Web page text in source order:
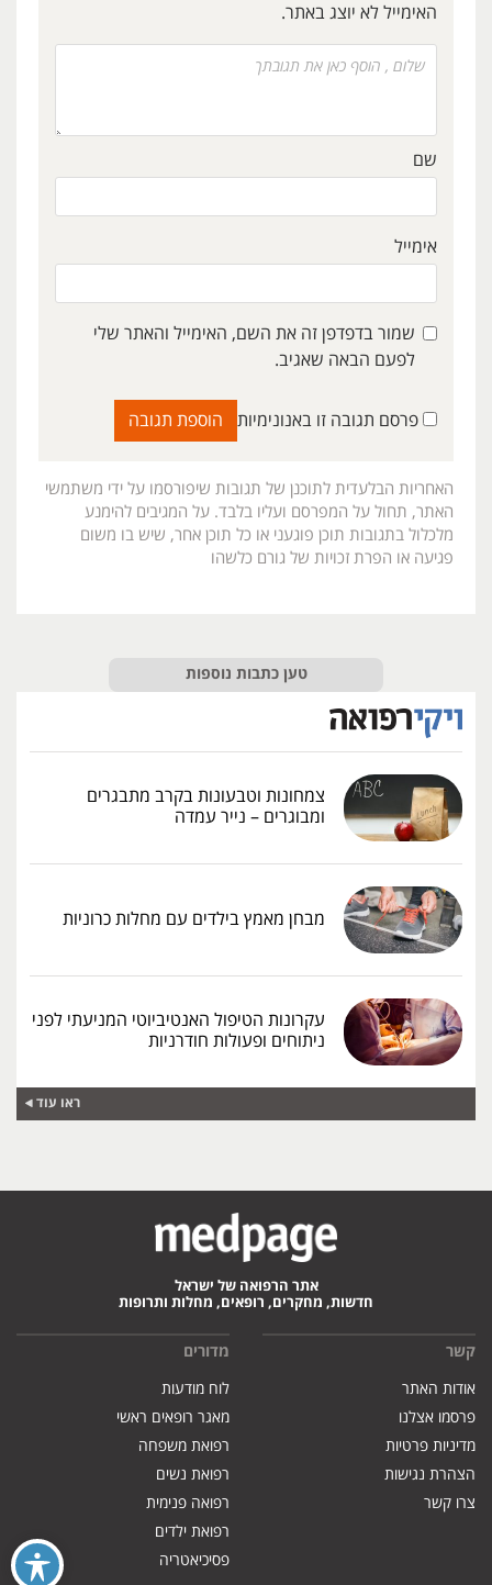
האימייל לא יוצג באתר.
שם
אימייל
שמור בדפדפן זה את השם, האימייל והאתר שלי
לפעם הבאה שאגיב.
פרסם תגובה זו באנונימיות
האחריות הבלעדית לתוכנן של תגובות שיפורסמו על ידי משתמשי
האתר, תחול על המפרסם ועליו בלבד. על המגיבים להימנע
מלכלול בתגובות תוכן פוגעני או כל תוכן אחר, שיש בו משום
פגיעה או הפרת זכויות של גורם כלשהו
טען כתבות נוספות
צמחונות וטבעונות בקרב מתבגרים
ומבוגרים – נייר עמדה
מבחן מאמץ בילדים עם מחלות כרוניות
עקרונות הטיפול האנטיביוטי המניעתי לפני
ניתוחים ופעולות חודרניות
ראו עוד
אתר הרפואה של ישראל
חדשות, מחקרים, רופאים, מחלות ותרופות
קשר
אודות האתר
פרסמו אצלנו
מדיניות פרטיות
הצהרת נגישות
צרו קשר
מדורים
לוח מודעות
מאגר רופאים ראשי
רפואת משפחה
רפואת נשים
רפואה פנימית
רפואת ילדים
פסיכיאטריה